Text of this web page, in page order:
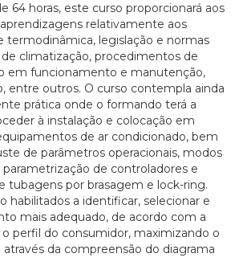
64 horas, este curso proporcionará aos
relativamente aos
termodinâmica, legislação e normas
de climatização, procedimentos de
em funcionamento e manutenção,
entre outros. O curso contempla ainda
prática onde o formando terá a
à instalação e colocação em
de ar condicionado, bem
de parâmetros operacionais, modos
parametrização de controladores e
tubagens por brasagem e lock-ring.
habilitados a identificar, selecionar e
mais adequado, de acordo com a
perfil do consumidor, maximizando o
da compreensão do diagrama